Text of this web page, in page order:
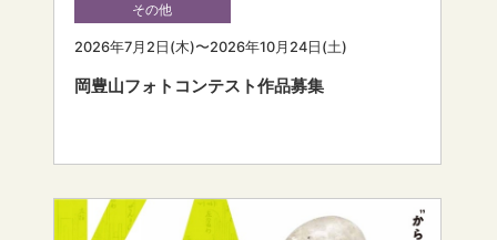
その他
2026年7月2日(木)〜2026年10月24日(土)
岡豊山フォトコンテスト作品募集